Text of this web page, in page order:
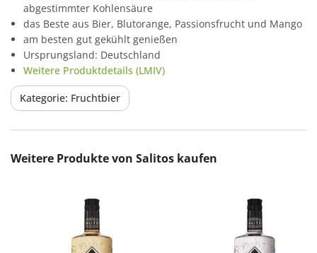
abgestimmter Kohlensäure
das Beste aus Bier, Blutorange, Passionsfrucht und Mango
am besten gut gekühlt genießen
Ursprungsland: Deutschland
Weitere Produktdetails (LMIV)
Kategorie: Fruchtbier
Produktgalerie überspringen
Weitere Produkte von Salitos kaufen